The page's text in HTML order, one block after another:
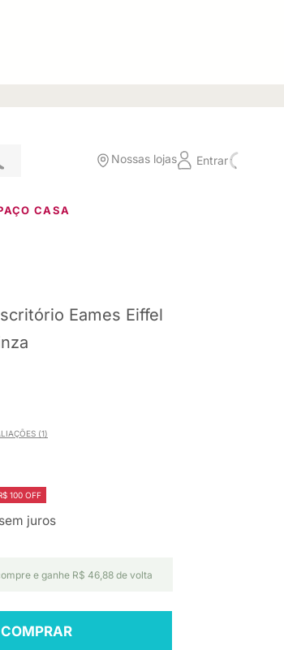
Nossas lojas Entrar
CASA
Eames Eiffel
(1)
100 OFF
juros
e ganhe R$ 46,88 de volta
COMPRAR